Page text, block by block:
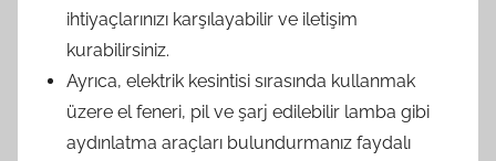
ihtiyaçlarınızı karşılayabilir ve iletişim
kurabilirsiniz.
Ayrıca, elektrik kesintisi sırasında kullanmak
üzere el feneri, pil ve şarj edilebilir lamba gibi
aydınlatma araçları bulundurmanız faydalı